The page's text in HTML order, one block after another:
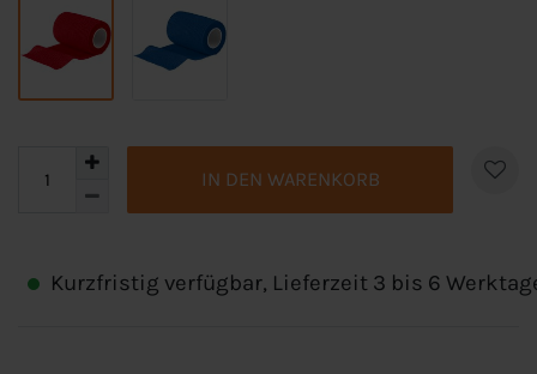
IN DEN WARENKORB
Kurzfristig verfügbar, Lieferzeit 3 bis 6